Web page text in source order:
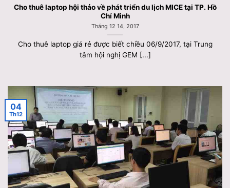
Cho thuê laptop hội thảo về phát triển du lịch MICE tại TP. Hồ
Chí Minh
Tháng 12 14, 2017
Cho thuê laptop giá rẻ được biết chiều 06/9/2017, tại Trung
tâm hội nghị GEM [...]
04
Th12